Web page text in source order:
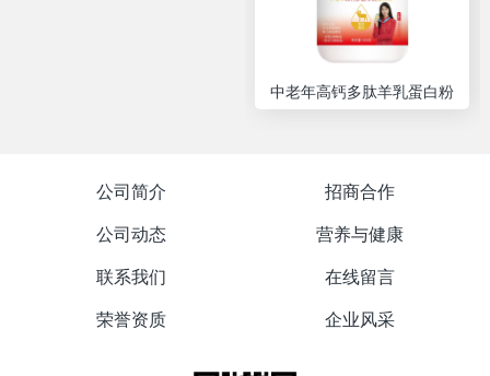
中老年高钙多肽羊乳蛋白粉
公司简介
招商合作
公司动态
营养与健康
联系我们
在线留言
荣誉资质
企业风采